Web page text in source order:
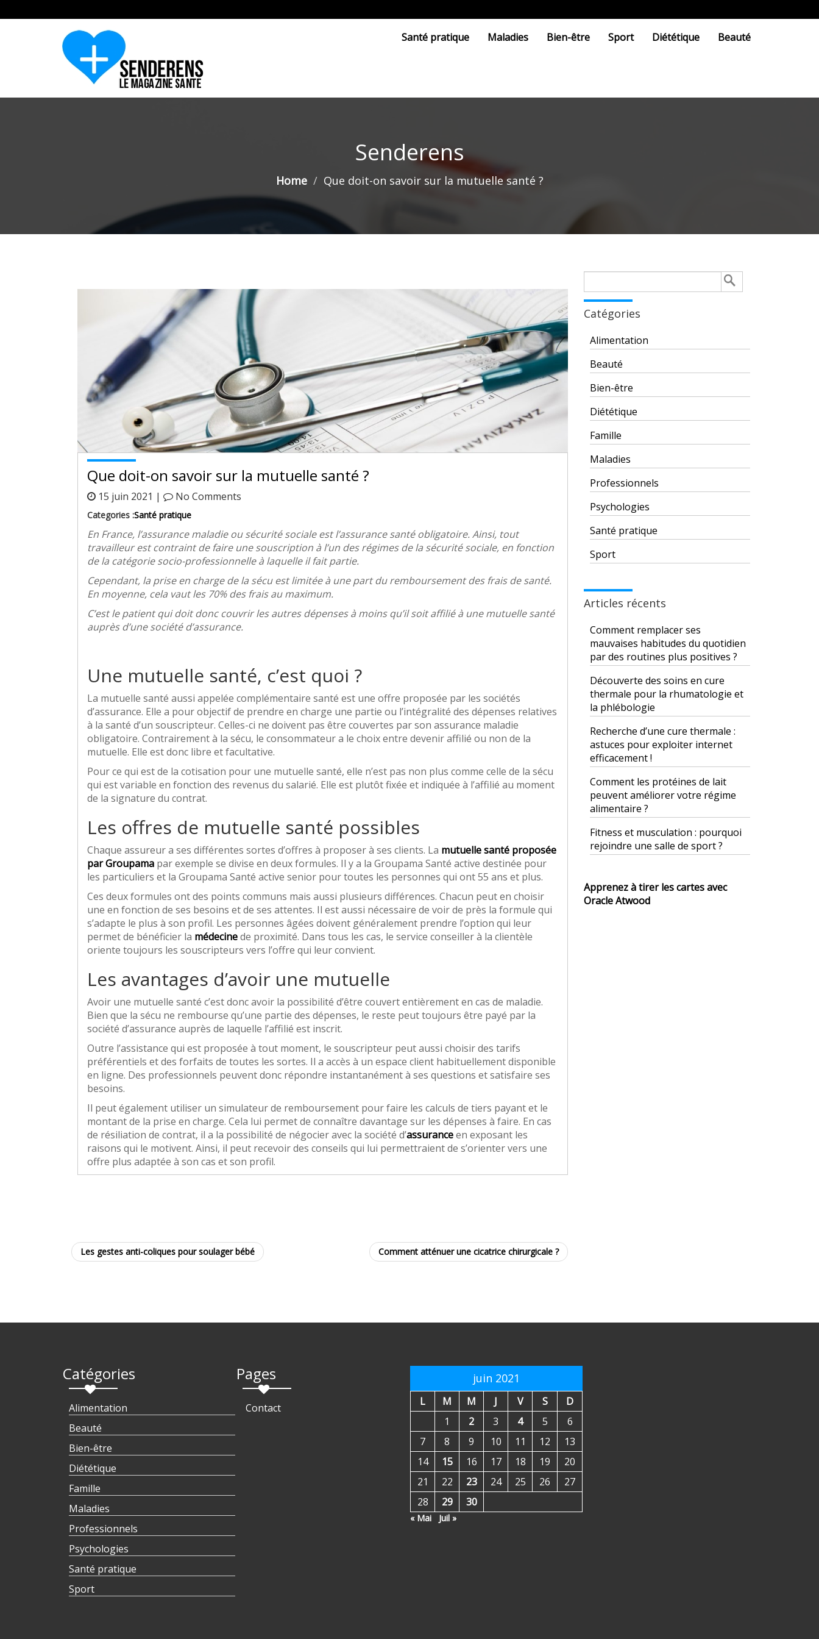
Santé pratique Maladies Bien-être Sport Diététique Beauté
Senderens
Home Que doit-on savoir sur la mutuelle santé ?
Que doit-on savoir sur la mutuelle santé ?
15 juin 2021 | No Comments
Categories :Santé pratique
En France, l’assurance maladie ou sécurité sociale est l’assurance santé obligatoire. Ainsi, tout
travailleur est contraint de faire une souscription à l’un des régimes de la sécurité sociale, en fonction
de la catégorie socio-professionnelle à laquelle il fait partie.
Cependant, la prise en charge de la sécu est limitée à une part du remboursement des frais de santé.
En moyenne, cela vaut les 70% des frais au maximum.
C’est le patient qui doit donc couvrir les autres dépenses à moins qu’il soit affilié à une mutuelle santé
auprès d’une société d’assurance.
Une mutuelle santé, c’est quoi ?
La mutuelle santé aussi appelée complémentaire santé est une offre proposée par les sociétés
d’assurance. Elle a pour objectif de prendre en charge une partie ou l’intégralité des dépenses relatives
à la santé d’un souscripteur. Celles-ci ne doivent pas être couvertes par son assurance maladie
obligatoire. Contrairement à la sécu, le consommateur a le choix entre devenir affilié ou non de la
mutuelle. Elle est donc libre et facultative.
Pour ce qui est de la cotisation pour une mutuelle santé, elle n’est pas non plus comme celle de la sécu
qui est variable en fonction des revenus du salarié. Elle est plutôt fixée et indiquée à l’affilié au moment
de la signature du contrat.
Les offres de mutuelle santé possibles
Chaque assureur a ses différentes sortes d’offres à proposer à ses clients. La mutuelle santé proposée
par Groupama par exemple se divise en deux formules. Il y a la Groupama Santé active destinée pour
les particuliers et la Groupama Santé active senior pour toutes les personnes qui ont 55 ans et plus.
Ces deux formules ont des points communs mais aussi plusieurs différences. Chacun peut en choisir
une en fonction de ses besoins et de ses attentes. Il est aussi nécessaire de voir de près la formule qui
s’adapte le plus à son profil. Les personnes âgées doivent généralement prendre l’option qui leur
permet de bénéficier la médecinede proximité. Dans tous les cas, le service conseiller à la clientèle
oriente toujours les souscripteurs vers l’offre qui leur convient.
Les avantages d’avoir une mutuelle
Avoir une mutuelle santé c’est donc avoir la possibilité d’être couvert entièrement en cas de maladie.
Bien que la sécu ne rembourse qu’une partie des dépenses, le reste peut toujours être payé par la
société d’assurance auprès de laquelle l’affilié est inscrit.
Outre l’assistance qui est proposée à tout moment, le souscripteur peut aussi choisir des tarifs
préférentiels et des forfaits de toutes les sortes. Il a accès à un espace client habituellement disponible
en ligne. Des professionnels peuvent donc répondre instantanément à ses questions et satisfaire ses
besoins.
Il peut également utiliser un simulateur de remboursement pour faire les calculs de tiers payant et le
montant de la prise en charge. Cela lui permet de connaître davantage sur les dépenses à faire. En cas
de résiliation de contrat, il a la possibilité de négocier avec la société d’assuranceen exposant les
raisons qui le motivent. Ainsi, il peut recevoir des conseils qui lui permettraient de s’orienter vers une
offre plus adaptée à son cas et son profil.
Les gestes anti-coliques pour soulager bébé Comment atténuer une cicatrice chirurgicale ?
Catégories
Alimentation
Beauté
Bien-être
Diététique
Famille
Maladies
Professionnels
Psychologies
Santé pratique
Sport
Articles récents
Comment remplacer ses
mauvaises habitudes du quotidien
par des routines plus positives ?
Découverte des soins en cure
thermale pour la rhumatologie et
la phlébologie
Recherche d’une cure thermale :
astuces pour exploiter internet
efficacement !
Comment les protéines de lait
peuvent améliorer votre régime
alimentaire ?
Fitness et musculation : pourquoi
rejoindre une salle de sport ?
Apprenez à tirer les cartes avec
Oracle Atwood
Catégories
Alimentation
Beauté
Bien-être
Diététique
Famille
Maladies
Professionnels
Psychologies
Santé pratique
Sport
Pages
Contact
juin 2021
L M M J V S
D
1
2 3 4 5
6
7
8 9 10 11 12
13
14
15 16 17 18 19
20
21
22 23 24 25 26
27
28
29 30
« Mai Juil »